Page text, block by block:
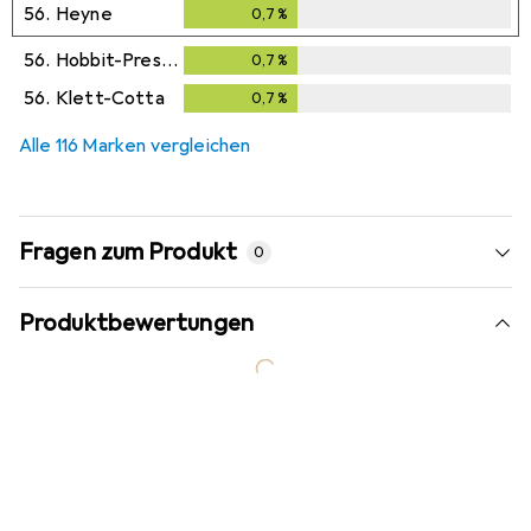
56. Heyne 0,7 %
56. Hobbit-Presse 0,7 %
56. Klett-Cotta 0,7 %
Alle 116 Marken vergleichen
Fragen zum Produkt 0
Produktbewertungen